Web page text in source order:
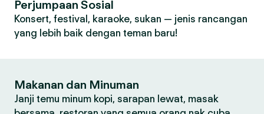
Perjumpaan Sosial
Konsert, festival, karaoke, sukan — jenis rancangan
yang lebih baik dengan teman baru!
Makanan dan Minuman
Janji temu minum kopi, sarapan lewat, masak